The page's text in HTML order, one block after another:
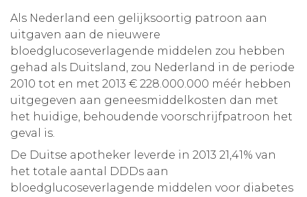
Toegang leeromgeving
Als Nederland een gelijksoortig patroon aan
uitgaven aan de nieuwere
bloedglucoseverlagende middelen zou hebben
gehad als Duitsland, zou Nederland in de periode
2010 tot en met 2013 € 228.000.000 méér hebben
uitgegeven aan geneesmiddelkosten dan met
het huidige, behoudende voorschrijfpatroon het
geval is.
De Duitse apotheker leverde in 2013 21,41% van
het totale aantal DDDs aan
bloedglucoseverlagende middelen voor diabetes